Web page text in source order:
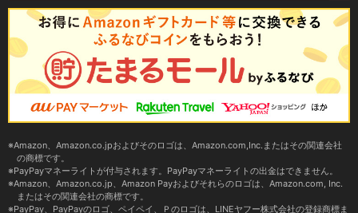
Amazon、Amazon.co.jpおよびそのロゴは、Amazon.com,Inc.またはその関連会社
の商標です。
PayPayマネーライトが付与されます。PayPayマネーライトの出金はできません。
Amazon、Amazon.co.jp、Amazon Payおよびそれらのロゴは、Amazon.com, Inc.
またはその関連会社の商標です。
PayPay、PayPayのロゴ、ペイペイ、Ｐのロゴは、LINEヤフー株式会社の登録商標ま